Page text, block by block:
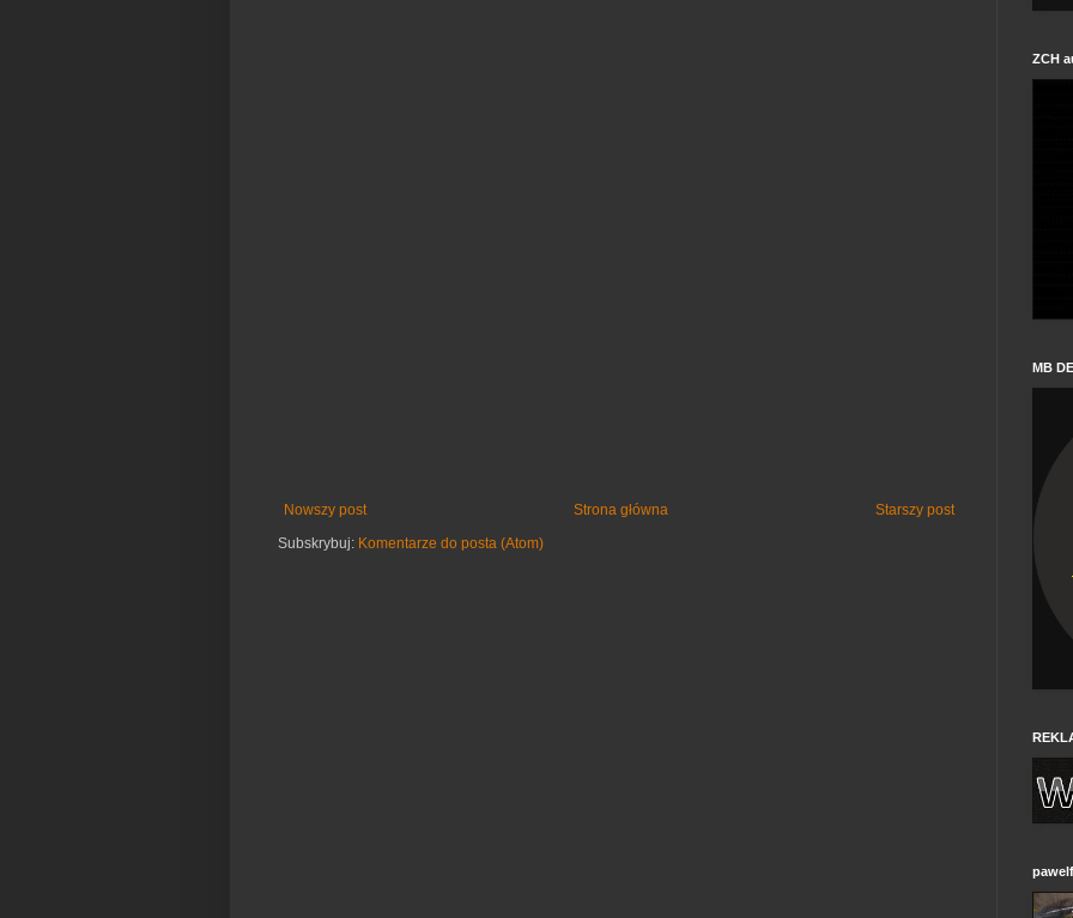
Nowszy post Starszy post
Strona główna
Subskrybuj: Komentarze do posta (Atom)
ZCH
MB